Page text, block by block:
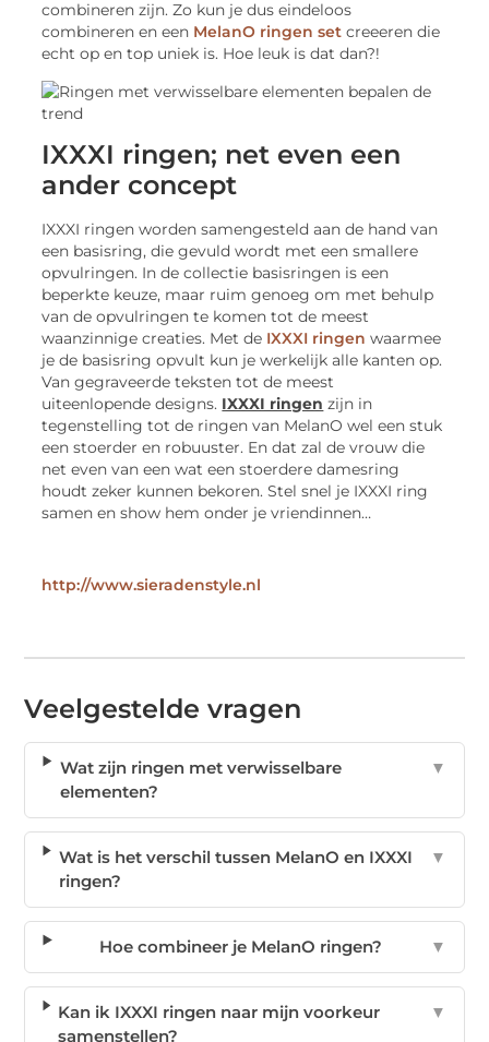
combineren zijn. Zo kun je dus eindeloos
combineren en een MelanO ringen set creeeren die
echt op en top uniek is. Hoe leuk is dat dan?!
IXXXI ringen; net even een
ander concept
IXXXI ringen worden samengesteld aan de hand van
een basisring, die gevuld wordt met een smallere
opvulringen. In de collectie basisringen is een
beperkte keuze, maar ruim genoeg om met behulp
van de opvulringen te komen tot de meest
waanzinnige creaties. Met de IXXXI ringen waarmee
je de basisring opvult kun je werkelijk alle kanten op.
Van gegraveerde teksten tot de meest
uiteenlopende designs. IXXXI ringen zijn in
tegenstelling tot de ringen van MelanO wel een stuk
een stoerder en robuuster. En dat zal de vrouw die
net even van een wat een stoerdere damesring
houdt zeker kunnen bekoren. Stel snel je IXXXI ring
samen en show hem onder je vriendinnen…
http://www.sieradenstyle.nl
Veelgestelde vragen
Wat zijn ringen met verwisselbare
elementen?
▼
Wat is het verschil tussen MelanO en IXXXI
ringen?
▼
Hoe combineer je MelanO ringen? ▼
Kan ik IXXXI ringen naar mijn voorkeur
samenstellen?
▼